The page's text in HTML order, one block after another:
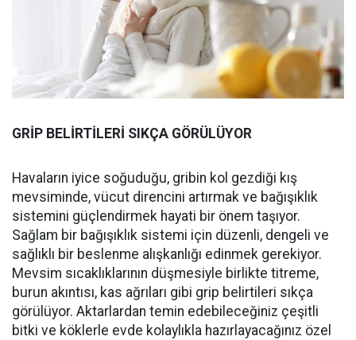
GRİP BELİRTİLERİ SIKÇA GÖRÜLÜYOR
Havaların iyice soğuduğu, gribin kol gezdiği kış
mevsiminde, vücut direncini artırmak ve bağışıklık
sistemini güçlendirmek hayati bir önem taşıyor.
Sağlam bir bağışıklık sistemi için düzenli, dengeli ve
sağlıklı bir beslenme alışkanlığı edinmek gerekiyor.
Mevsim sıcaklıklarının düşmesiyle birlikte titreme,
burun akıntısı, kas ağrıları gibi grip belirtileri sıkça
görülüyor. Aktarlardan temin edebileceğiniz çeşitli
bitki ve köklerle evde kolaylıkla hazırlayacağınız özel